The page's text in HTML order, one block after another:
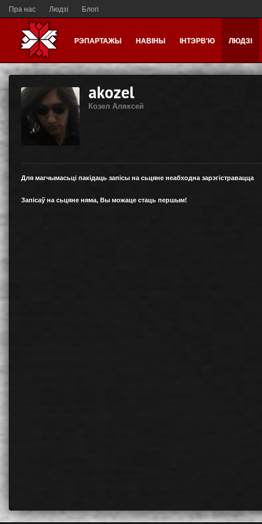
Пра нас Людзі Блогі
РЭПАРТАЖЫ НАВІНЫ ІНТЭРВ'Ю ЛЮДЗІ
akozel
Козел Аляксей
Для магчымасьці пакідаць запісы на сьцяне неабходна зарэгістравацца
Запісаў на сьцяне няма, Вы можаце стаць першым!